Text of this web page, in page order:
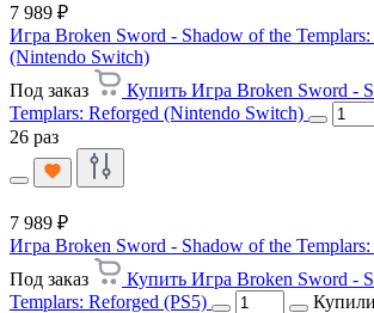
7 989 ₽
Игра Broken Sword - Shadow of the Templars:
(Nintendo Switch)
Под заказ
Купить Игра Broken Sword -
Templars: Reforged (Nintendo Switch)
26 раз
7 989 ₽
Игра Broken Sword - Shadow of the
Под заказ
Купить Игра Broken Sword -
Templars: Reforged (PS5)
Купили